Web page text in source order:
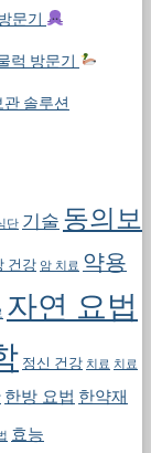
문기
럭 방문기
솔루션
단 기술 동의보
건강 암 치료 약용
자연 요법
정신 건강 치료 치료
한방 요법 한약재
효능